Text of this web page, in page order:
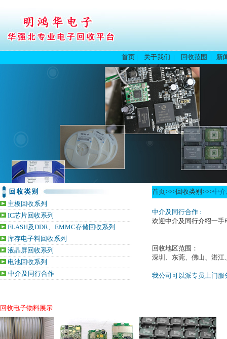
首页 | 关于我们 | 回收范围 | 新
首页>>>回收类别 >>>中
主板回收系列
中介及同行合作 :
欢迎中介及同行介绍一
回收地区范围：
深圳、东莞、佛山、湛
我公司可以派专员上门
IC芯片回收系列
FLASH及DDR、EMMC存储回收系列
库存电子料回收系列
液晶屏回收系列
电池回收系列
中介及同行合作
回收电子物料展示